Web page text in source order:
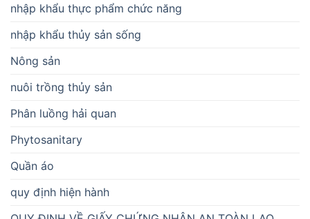
nhập khẩu thực phẩm chức năng
nhập khẩu thủy sản sống
Nông sản
nuôi trồng thủy sản
Phân luồng hải quan
Phytosanitary
Quần áo
quy định hiện hành